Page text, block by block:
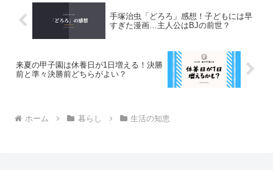
手塚治虫「どろろ」感想！子どもには早
すぎた漫画…主人公はBJの前世？
来夏の甲子園は休養日が1日増える！決勝
前と準々決勝前どちらがよい？
ホーム 暮らし 生活の知恵